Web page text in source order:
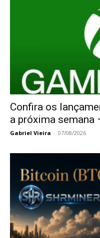
Confira os
a próxima semana
Gabriel Vieira - 07/08/2026